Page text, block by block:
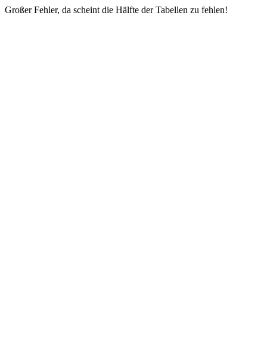
Großer Fehler, da scheint die Hälfte der Tabellen zu fehlen!